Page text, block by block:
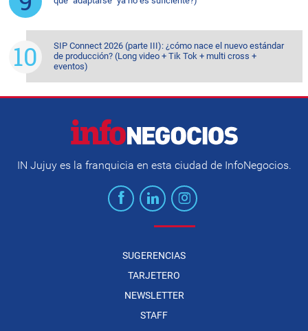
SIP Connect 2026 (parte III): ¿cómo nace el nuevo estándar
de producción? (Long video + Tik Tok + multi cross +
eventos)
IN Jujuy es la franquicia en esta ciudad de InfoNegocios.
SUGERENCIAS
TARJETERO
NEWSLETTER
STAFF